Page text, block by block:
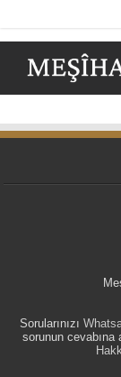
Sorularınızı
sorunun cevabına